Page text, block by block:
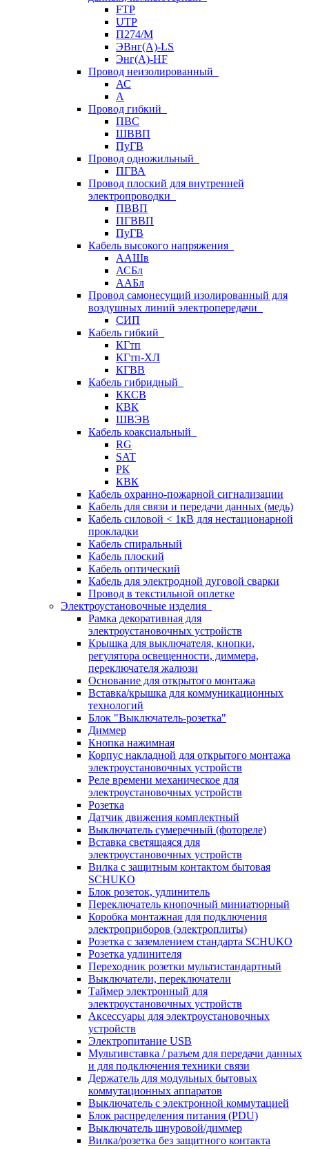
FTP
UTP
П274/М
ЭВнг(А)-LS
Энг(А)-HF
Провод неизолированный
АС
А
Провод гибкий
ПВС
ШВВП
ПуГВ
Провод одножильный
ПГВА
Провод плоский для внутренней
электропроводки
ПВВП
ПГВВП
ПуГВ
Кабель высокого напряжения
ААШв
АСБл
ААБл
Провод самонесущий изолированный для
воздушных линий электропередачи
СИП
Кабель гибкий
КГтп
КГтп-ХЛ
КГВВ
Кабель гибридный
ККСВ
КВК
ШВЭВ
Кабель коаксиальный
RG
SAT
РК
КВК
Кабель охранно-пожарной сигнализации
Кабель для связи и передачи данных (медь)
Кабель силовой < 1кВ для нестационарной
прокладки
Кабель спиральный
Кабель плоский
Кабель оптический
Кабель для электродной дуговой сварки
Провод в текстильной оплетке
Электроустановочные изделия
Рамка декоративная для
электроустановочных устройств
Крышка для выключателя, кнопки,
регулятора освещенности, диммера,
переключателя жалюзи
Основание для открытого монтажа
Вставка/крышка для коммуникационных
технологий
Блок "Выключатель-розетка"
Диммер
Кнопка нажимная
Корпус накладной для открытого монтажа
электроустановочных устройств
Реле времени механическое для
электроустановочных устройств
Розетка
Датчик движения комплектный
Выключатель сумеречный (фотореле)
Вставка светящаяся для
электроустановочных устройств
Вилка с защитным контактом бытовая
SCHUKO
Блок розеток, удлинитель
Переключатель кнопочный миниатюрный
Коробка монтажная для подключения
электроприборов (электроплиты)
Розетка с заземлением стандарта SCHUKO
Розетка удлинителя
Переходник розетки мультистандартный
Выключатели, переключатели
Таймер электронный для
электроустановочных устройств
Аксессуары для электроустановочных
устройств
Электропитание USB
Мультивставка / разъем для передачи данных
и для подключения техники связи
Держатель для модульных бытовых
коммутационных аппаратов
Выключатель с электронной коммутацией
Блок распределения питания (PDU)
Выключатель шнуровой/диммер
Вилка/розетка без защитного контакта